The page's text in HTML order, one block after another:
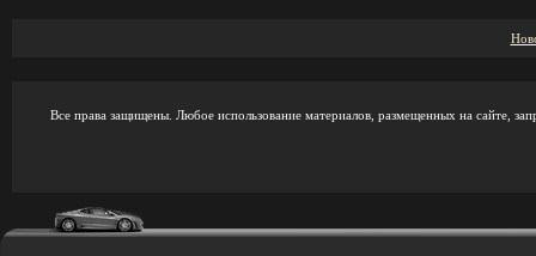
Все права защищены. Любое использование материалов, размещенных на сайте,